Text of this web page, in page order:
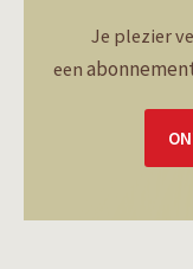
Je plezier
een